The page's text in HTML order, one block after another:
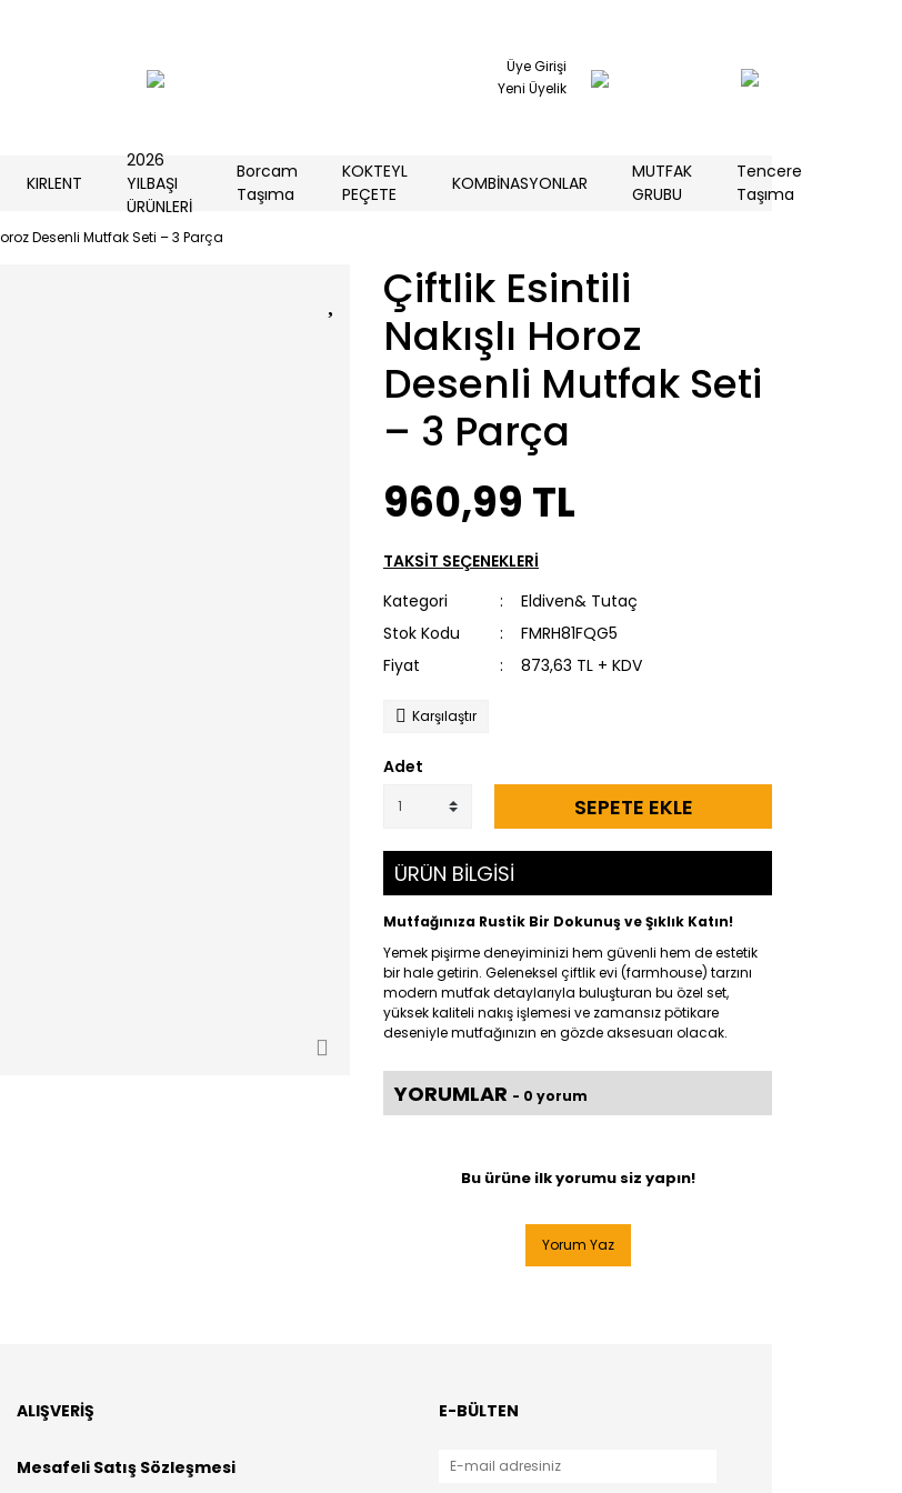
Üye Girişi
Yeni Üyelik
KIRLENT
2026
YILBAŞI
ÜRÜNLERİ
Borcam
Taşıma
KOKTEYL
PEÇETE
KOMBİNASYONLAR
MUTFAK
GRUBU
Tencere
Taşıma
Desenli Mutfak Seti – 3 Parça
Çiftlik Esintili
Nakışlı Horoz
Desenli Mutfak Seti
– 3 Parça
960,99 TL
TAKSİT SEÇENEKLERİ
Kategori
Eldiven& Tutaç
Stok Kodu
FMRH81FQG5
Fiyat
873,63 TL + KDV
Karşılaştır
Adet
SEPETE EKLE
ÜRÜN BİLGİSİ
Mutfağınıza Rustik Bir Dokunuş ve Şıklık Katın!
Yemek pişirme deneyiminizi hem güvenli hem de estetik
bir hale getirin. Geleneksel çiftlik evi (farmhouse) tarzını
modern mutfak detaylarıyla buluşturan bu özel set,
yüksek kaliteli nakış işlemesi ve zamansız pötikare
deseniyle mutfağınızın en gözde aksesuarı olacak.
YORUMLAR - 0 yorum
Bu ürüne ilk yorumu siz yapın!
Yorum Yaz
ALIŞVERİŞ
Mesafeli Satış Sözleşmesi
E-BÜLTEN